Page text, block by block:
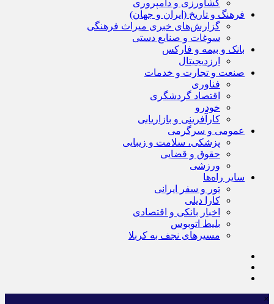
کشاورزی و دامپروری
فرهنگ و تاریخ (ایران و جهان)
گزارش‌های خبری میراث فرهنگی
سوغات و صنایع دستی
بانک و بیمه و فارکس
ارزدیجیتال
صنعت و تجارت و خدمات
فناوری
اقتصاد گردشگری
خودرو
کارآفرینی و بازاریابی
عمومی و سرگرمی
پزشکی، سلامت و زیبایی
حقوق و قضایی
ورزشی
سایر راه‌ها
تور و سفر ایرانی
کارا دیلی
اخبار بانکی و اقتصادی
بلیط اتوبوس
مسیرهای نجف به کربلا
×